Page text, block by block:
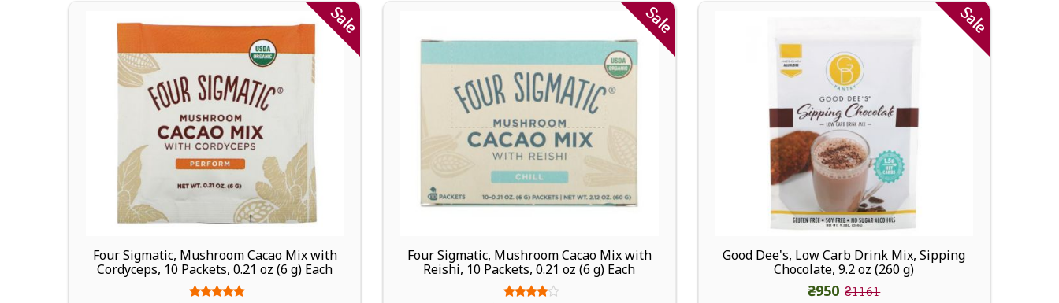
Sale
Four Sigmatic, Mushroom Cacao Mix with
Cordyceps, 10 Packets, 0.21 oz (6 g) Each
Sale
Four Sigmatic, Mushroom Cacao Mix with
Reishi, 10 Packets, 0.21 oz (6 g) Each
Sale
Good Dee's, Low Carb Drink Mix, Sipping
Chocolate, 9.2 oz (260 g)
₴950 ₴1161